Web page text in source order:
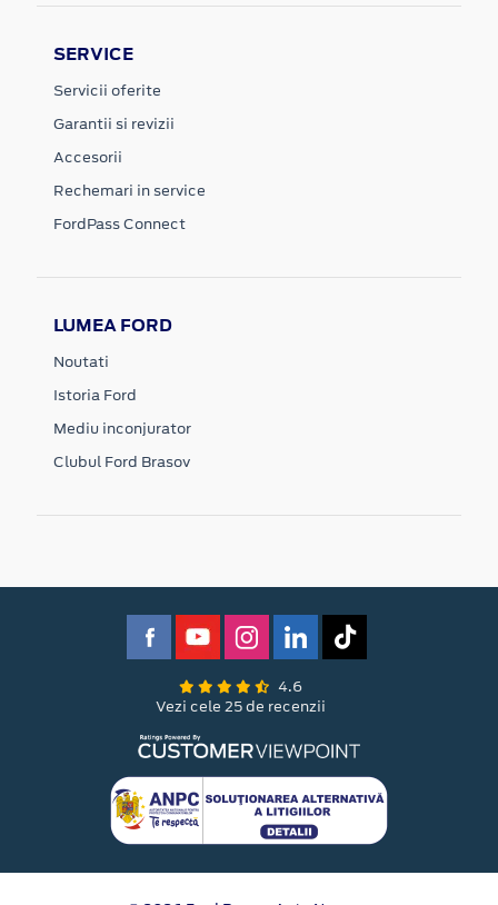
SERVICE
Servicii oferite
Garantii si revizii
Accesorii
Rechemari in service
FordPass Connect
LUMEA FORD
Noutati
Istoria Ford
Mediu inconjurator
Clubul Ford Brasov
4.6
Vezi cele 25 de recenzii